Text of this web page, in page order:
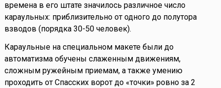
времена в его штате значилось различное число
караульных: приблизительно от одного до полутора
взводов (порядка 30-50 человек).
Караульные на специальном макете были до
автоматизма обучены слаженным движениям,
сложным ружейным приемам, а также умению
проходить от Спасских ворот до «точки» ровно за 2